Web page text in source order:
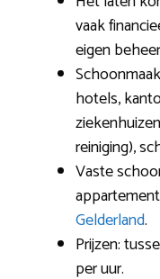
vaak
eigen
hotels,
reiniging),
Vaste
Gelderland.
Prijzen:
per uur.